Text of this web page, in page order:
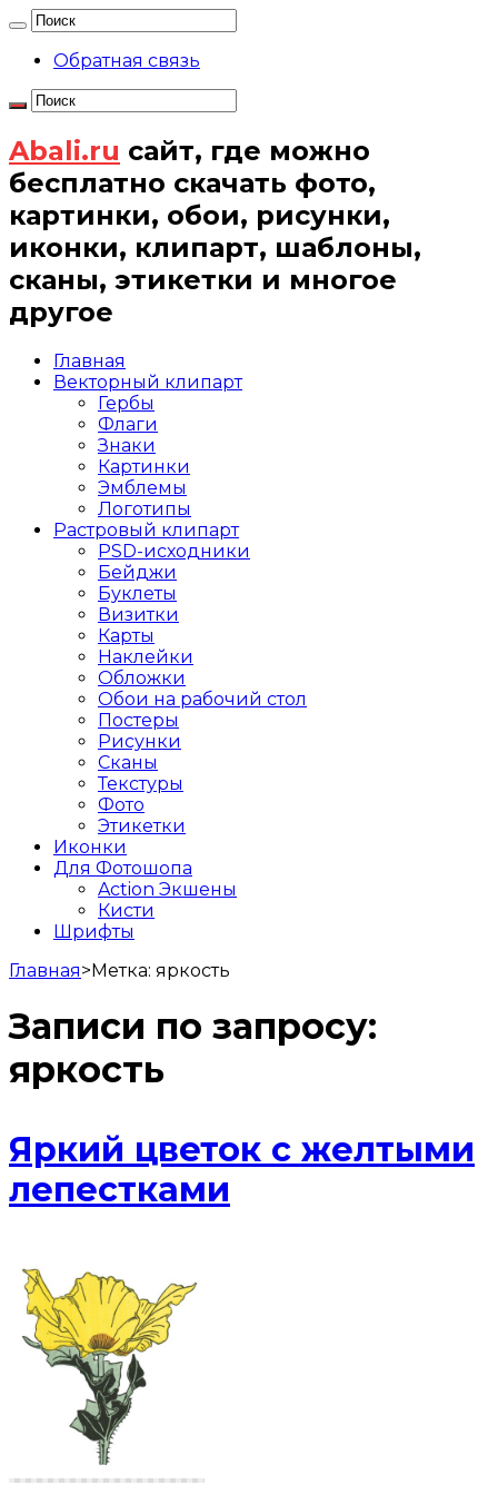
Обратная связь
Abali.ru сайт, где можно
бесплатно скачать фото,
картинки, обои, рисунки,
иконки, клипарт, шаблоны,
сканы, этикетки и многое
другое
Главная
Векторный клипарт
Гербы
Флаги
Знаки
Картинки
Эмблемы
Логотипы
Растровый клипарт
PSD-исходники
Бейджи
Буклеты
Визитки
Карты
Наклейки
Обложки
Обои на рабочий стол
Постеры
Рисунки
Сканы
Текстуры
Фото
Этикетки
Иконки
Для Фотошопа
Action Экшены
Кисти
Шрифты
Главная>Метка: яркость
Записи по запросу:
яркость
Яркий цветок с желтыми
лепестками